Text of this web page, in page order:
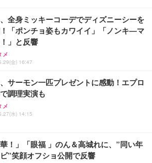
ム VESAマウントアダプターブラケット モニ
VESA規格対応 DPAＷQB01BK
ム モニターアーム 17~49インチ対応 耐荷重2
ススプリング式 VESA ロングアーム ワイドモ
対応 ブラック DPA-SL07BK
MOVIE『I Need I』
1ST WORLD TOUR in CINEMA（字幕版）
5W USB 充電器
純正 USBタイプCケーブル (ブラック)
全身ミッキーコーデでディズニーシーを
「ポンチョ姿もカワイイ」「ノンキ―マ
」と反響
メ
金) 16:47
サーモン一匹プレゼントに感動！エプロ
調理実演も
メ
水) 14:15
華！」「眼福 」のん＆高城れに、”同い年
”笑顔オフショ公開で反響